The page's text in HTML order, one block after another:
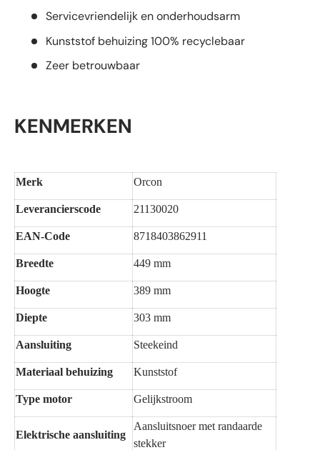
Servicevriendelijk en onderhoudsarm
Kunststof behuizing 100% recyclebaar
Zeer betrouwbaar
KENMERKEN
Merk Orcon
Leverancierscode 21130020
EAN-Code 8718403862911
Breedte 449 mm
Hoogte 389 mm
Diepte 303 mm
Aansluiting Steekeind
Materiaal behuizing Kunststof
Type motor Gelijkstroom
Elektrische aansluiting
Aansluitsnoer met randaarde
stekker